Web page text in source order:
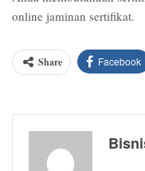
online jaminan sertifikat.
Share Facebook